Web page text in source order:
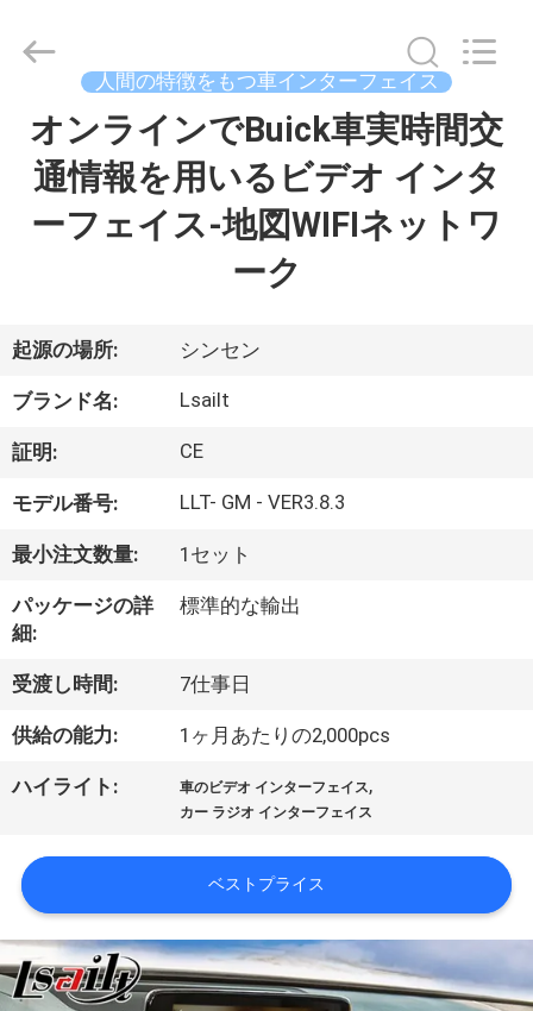
家
プ
ク
ト
ビ
デ
私
に
つ
い
て
工
Shenzhen
Xinsongxia
Rights
Reserved.
人間の特徴をもつ車インターフェイス
オンラインでBuick車実時間交
通情報を用いるビデオ インタ
ーフェイス-地図WIFIネットワ
ーク
起源の場所: シンセン
ブランド名: Lsailt
証明: CE
モデル番号: LLT- GM - VER3.8.3
最小注文数量: 1セット
パッケージの詳
細:
標準的な輸出
受渡し時間: 7仕事日
供給の能力: 1ヶ月あたりの2,000pcs
ハイライト: 車のビデオ インターフェイス,
カー ラジオ インターフェイス
ベストプライス